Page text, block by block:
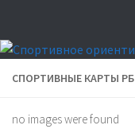
СПОРТИВНЫЕ КАРТЫ РБ
no images were found